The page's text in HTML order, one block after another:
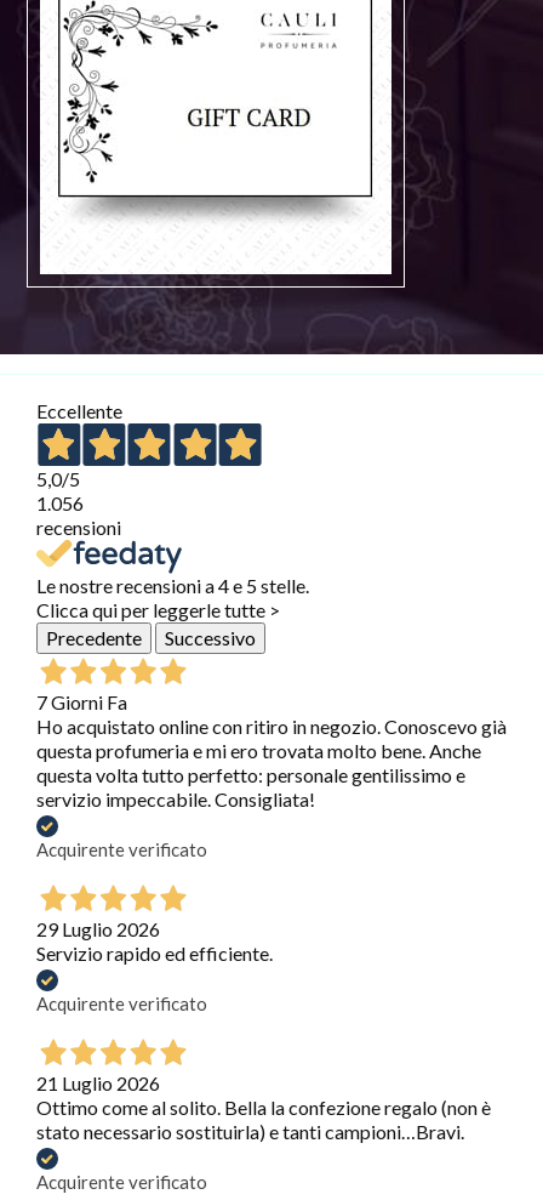
Eccellente
5,0/5
1.056
recensioni
Le nostre recensioni a 4 e 5 stelle.
Clicca qui per leggerle tutte >
Precedente
Successivo
7 Giorni Fa
Ho acquistato online con ritiro in negozio. Conoscevo già
questa profumeria e mi ero trovata molto bene. Anche
questa volta tutto perfetto: personale gentilissimo e
servizio impeccabile. Consigliata!
Acquirente verificato
29 Luglio 2026
Servizio rapido ed efficiente.
Acquirente verificato
21 Luglio 2026
Ottimo come al solito. Bella la confezione regalo (non è
stato necessario sostituirla) e tanti campioni…Bravi.
Acquirente verificato